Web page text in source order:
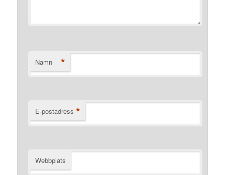
Namn *
E-postadress *
Webbplats